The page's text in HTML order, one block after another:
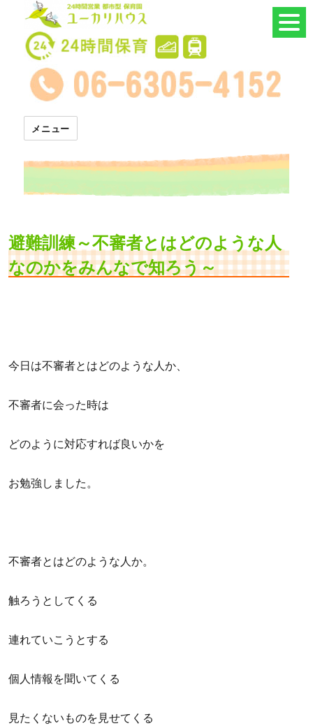
24時間託児所 ユーカリハウス
メニュー
避難訓練～不審者とはどのような人
なのかをみんなで知ろう～
今日は不審者とはどのような人か、
不審者に会った時は
どのように対応すれば良いかを
お勉強しました。
不審者とはどのような人か。
触ろうとしてくる
連れていこうとする
個人情報を聞いてくる
見たくないものを見せてくる